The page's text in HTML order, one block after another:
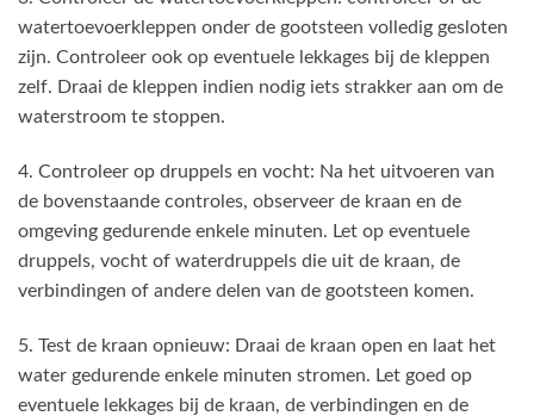
watertoevoerkleppen onder de gootsteen volledig gesloten
zijn. Controleer ook op eventuele lekkages bij de kleppen
zelf. Draai de kleppen indien nodig iets strakker aan om de
waterstroom te stoppen.
4. Controleer op druppels en vocht: Na het uitvoeren van
de bovenstaande controles, observeer de kraan en de
omgeving gedurende enkele minuten. Let op eventuele
druppels, vocht of waterdruppels die uit de kraan, de
verbindingen of andere delen van de gootsteen komen.
5. Test de kraan opnieuw: Draai de kraan open en laat het
water gedurende enkele minuten stromen. Let goed op
eventuele lekkages bij de kraan, de verbindingen en de